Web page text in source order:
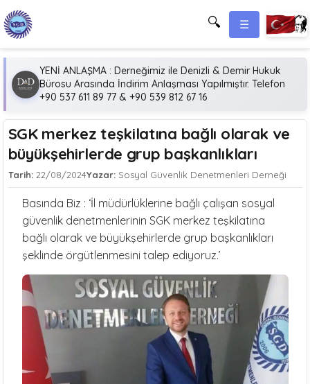
🔍 ☰
YENİ ANLAŞMA : Derneğimiz ile Denizli & Demir Hukuk
Bürosu Arasında İndirim Anlaşması Yapılmıştır. Telefon
+90 537 611 89 77 & +90 539 812 67 16
SGK merkez teşkilatına bağlı olarak ve
büyükşehirlerde grup başkanlıkları
Tarih: 22/08/2024Yazar:Sosyal Güvenlik Denetmenleri Derneği
Basında Biz : ‘İl müdürlüklerine bağlı çalışan sosyal
güvenlik denetmenlerinin SGK merkez teşkilatına
bağlı olarak ve büyükşehirlerde grup başkanlıkları
şeklinde örgütlenmesini talep ediyoruz.’